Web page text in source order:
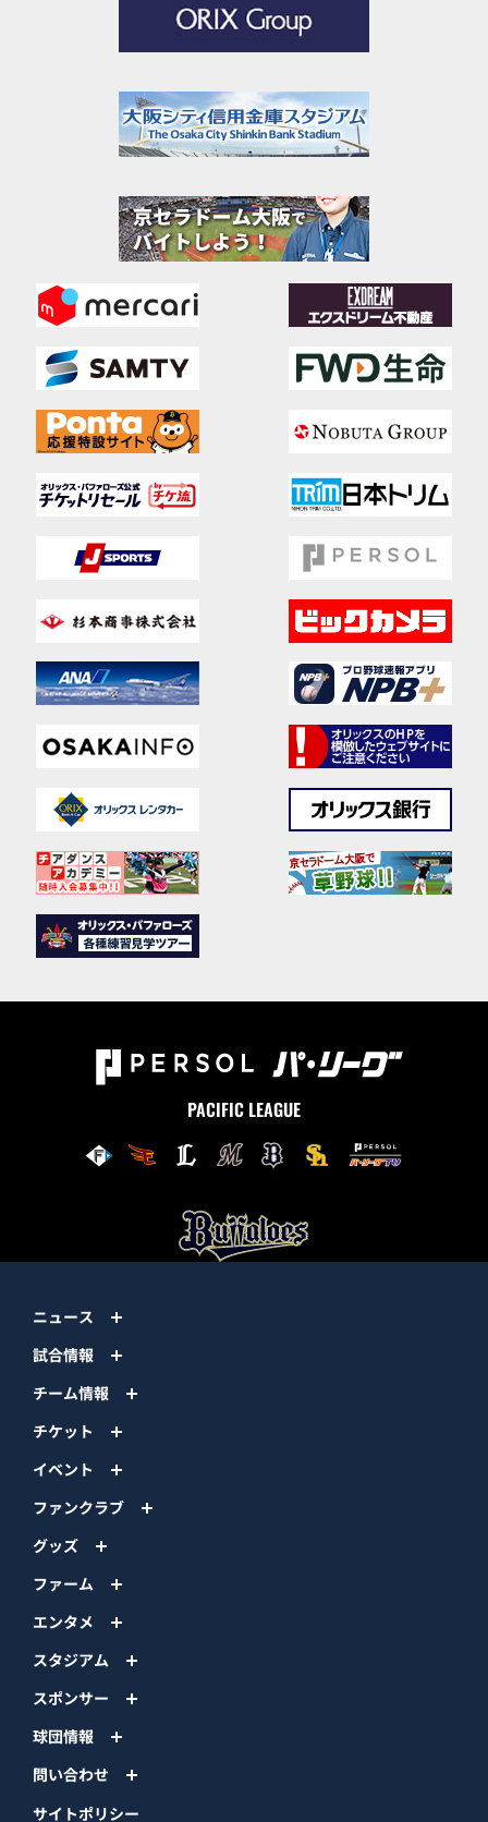
PACIFIC LEAGUE
ニュース
試合情報
チーム情報
チケット
イベント
ファンクラブ
グッズ
ファーム
エンタメ
スタジアム
スポンサー
球団情報
問い合わせ
サイトポリシー